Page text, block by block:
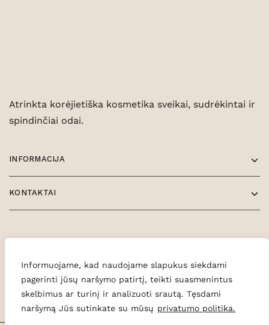
Informuojame, kad naudojame slapukus siekdami
pagerinti jūsų naršymo patirtį, teikti suasmenintus
skelbimus ar turinį ir analizuoti srautą. Tęsdami
naršymą Jūs sutinkate su mūsų privatumo politika.
Atrinkta korėjietiška kosmetika sveikai, sudrėkintai ir
spindinčiai odai.
INFORMACIJA
KONTAKTAI